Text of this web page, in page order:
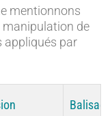
mentionnons
manipulation de
appliqués par
Balisage